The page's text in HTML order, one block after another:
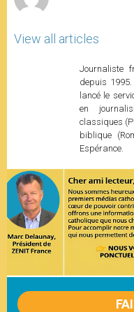
View all articles
Journaliste
depuis
lancé le
en
classiques
biblique
Espérance.